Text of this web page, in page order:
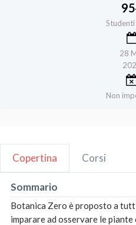
28
Non
Copertina Corsi
Sommario
Botanica Zero è proposto a
imparare ad osservare le